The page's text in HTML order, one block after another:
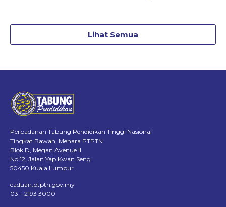
Lihat Semua
Perbadanan Tabung Pendidikan Tinggi Nasional
Tingkat Bawah, Menara PTPTN
Blok D, Megan Avenue II
No.12, Jalan Yap Kwan Seng
50450 Kuala Lumpur
eaduan.ptptn.gov.my
03 – 2193 3000